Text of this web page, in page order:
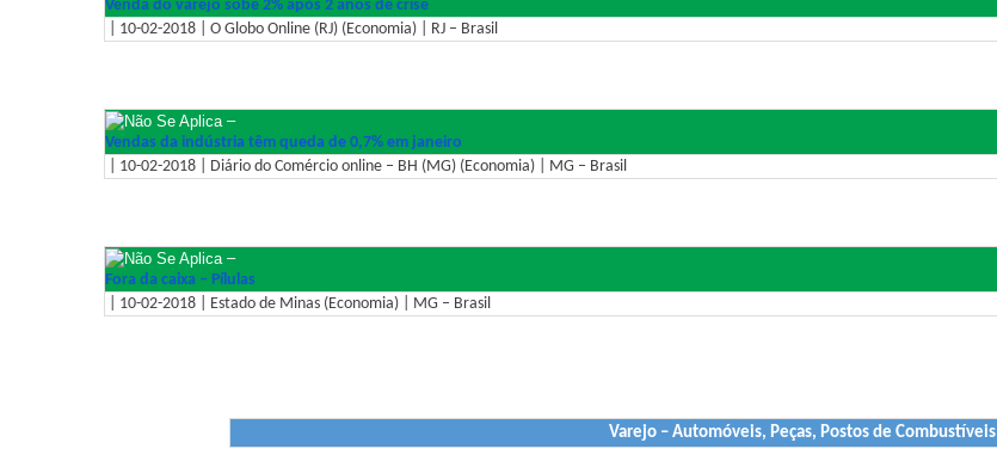
Venda do varejo sobe 2% após 2 anos de crise
| 10-02-2018 | O Globo Online (RJ) (Economia) | RJ – Brasil
–
Vendas da indústria têm queda de 0,7% em janeiro
| 10-02-2018 | Diário do Comércio online – BH (MG) (Economia) | MG – Brasil
–
Fora da caixa – Pílulas
| 10-02-2018 | Estado de Minas (Economia) | MG – Brasil
Varejo – Automóveis, Peças, Postos de Combustíveis